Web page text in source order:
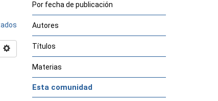
Por fecha de publicación
Autores
Títulos
Materias
Esta comunidad